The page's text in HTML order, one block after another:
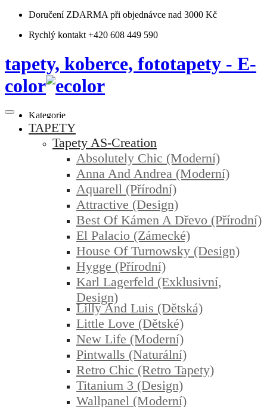
Doručení ZDARMA při objednávce nad 3000 Kč
Rychlý kontakt +420 608 449 590
tapety, koberce, fototapety - E-
color
Kategorie
TAPETY
Tapety AS-Creation
Absolutely Chic (moderní)
Anna And Andrea (moderní)
Aquarell (přírodní)
Attractive (design)
Best Of Kámen A Dřevo (přírodní)
El Palacio (zámecké)
House Of Turnowsky (design)
Hygge (přírodní)
Karl Lagerfeld (exklusivní,
Design)
Lilly And Luis (dětská)
Little Love (dětské)
New Life (moderní)
Pintwalls (naturální)
Retro Chic (retro Tapety)
Titanium 3 (design)
Wallpanel (moderní)